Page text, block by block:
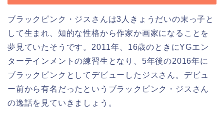
ブラックピンク・ジスさんは3人きょうだいの末っ子と
して生まれ、知的な性格から作家か画家になることを
夢見ていたそうです。2011年、16歳のときにYGエン
ターテインメントの練習生となり、5年後の2016年に
ブラックピンクとしてデビューしたジスさん。デビュ
ー前から有名だったというブラックピンク・ジスさん
の逸話を見ていきましょう。